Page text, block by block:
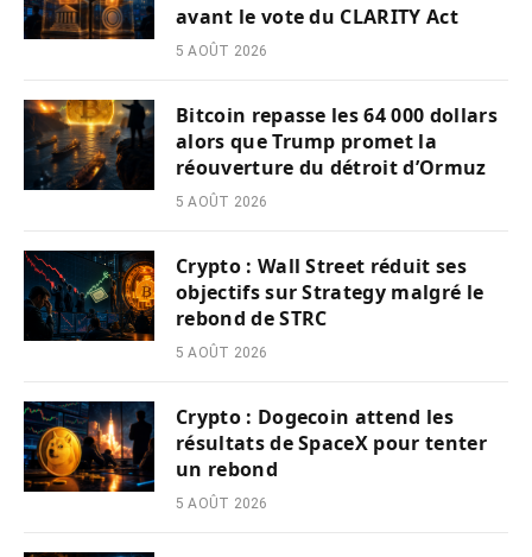
avant le vote du CLARITY Act
5 AOÛT 2026
Bitcoin repasse les 64 000 dollars
alors que Trump promet la
réouverture du détroit d’Ormuz
5 AOÛT 2026
Crypto : Wall Street réduit ses
objectifs sur Strategy malgré le
rebond de STRC
5 AOÛT 2026
Crypto : Dogecoin attend les
résultats de SpaceX pour tenter
un rebond
5 AOÛT 2026